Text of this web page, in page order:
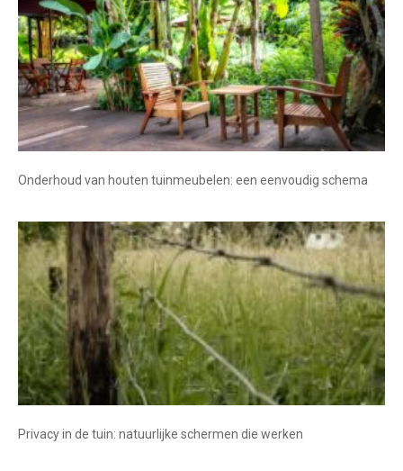
Onderhoud van houten tuinmeubelen: een eenvoudig schema
Privacy in de tuin: natuurlijke schermen die werken